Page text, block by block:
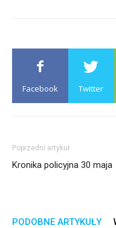
Facebook Twitter
Poprzedni artykuł
Kronika policyjna 30 maja
PODOBNE ARTYKUŁY